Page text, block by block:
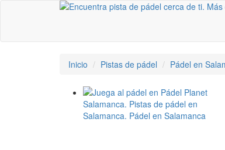
Inicio Pistas de pádel Pádel en